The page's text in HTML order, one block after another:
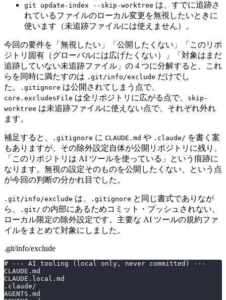
git update-index --skip-worktree は、すでに追跡さ
れているファイルのローカル変更を無視したいときに
使います（未追跡ファイルには使えません）。
今回の要件を「無視したい」「公開したくない」「このリポ
ジトリ固有（グローバルには広げたくない）」「対象はまだ
追跡していない未追跡ファイル」の 4 つに分解すると、これ
らを同時に満たすのは .git/info/exclude だけでし
た。
.gitignore は公開されてしまう点で、
core.excludesFile は全リポジトリに広がる点で、
skip-
worktree は未追跡ファイルに使えない点で、それぞれ外れ
ます。
補足すると、 .gitignore に CLAUDE.md や .claude/ を書く案
もありますが、その除外設定自体が公開リポジトリに残り、
「このリポジトリは AI ツールを使っている」という痕跡に
なります。無視の設定そのものを公開したくない、という点
が今回の判断の分かれ目でした。
.git/info/exclude は、 .gitignore と同じ書式でありなが
ら、
.git/ の内部にあるためコミット・プッシュされない、
ローカル限定の除外設定です。主要な AI ツールの規約ファ
イルをまとめて対象にしました。
.git/info/exclude
# --- AI tooling (local only, never committed) ---
CLAUDE.md
CLAUDE.local.md
.claude/
AGENTS.md